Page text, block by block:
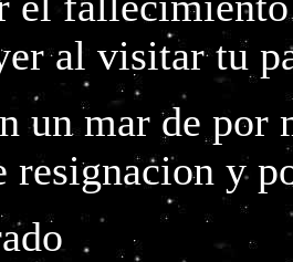
al visitar tu
un mar de por
resignacion y